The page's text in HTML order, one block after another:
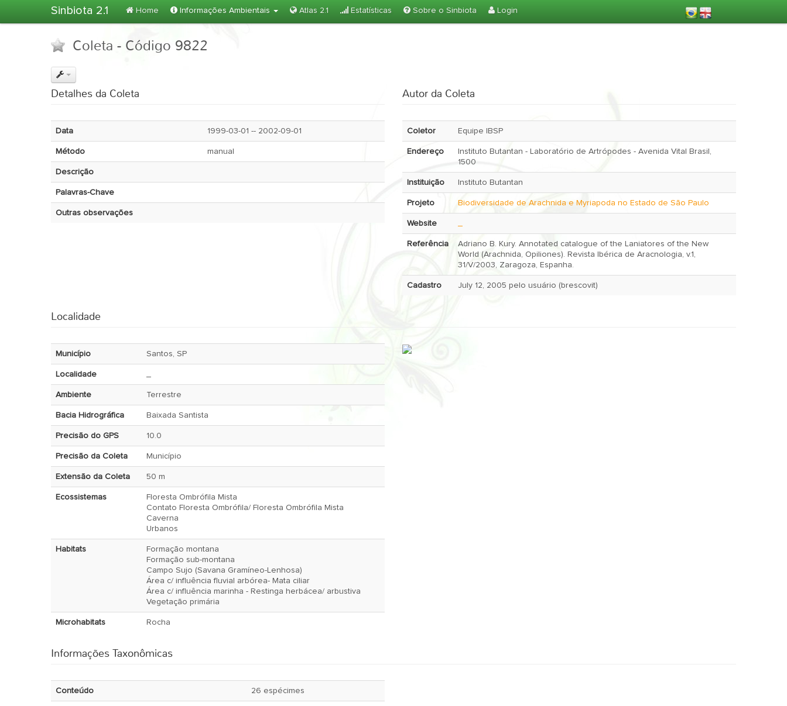
Sinbiota 2.1 Home Informações Ambientais Atlas 2.1 Estatísticas Sobre o Sinbiota Login
Coleta - Código 9822
Detalhes da Coleta
Data 1999-03-01 -- 2002-09-01
Método manual
Descrição
Palavras-Chave
Outras observações
Autor da Coleta
Coletor Equipe IBSP
Endereço
Instituto Butantan - Laboratório de Artrópodes - Avenida Vital Brasil,
1500
Instituição Instituto Butantan
Projeto Biodiversidade de Arachnida e Myriapoda no Estado de São Paulo
Website
Referência
Adriano B. Kury. Annotated catalogue of the Laniatores of the New
World (Arachnida, Opiliones). Revista Ibérica de Aracnologia, v.1,
31/V/2003, Zaragoza, Espanha.
Cadastro July 12, 2005 pelo usuário (brescovit)
Localidade
Município Santos, SP
Localidade
Ambiente Terrestre
Bacia Hidrográfica Baixada Santista
Precisão do GPS 10.0
Precisão da Coleta Município
Extensão da Coleta 50 m
Ecossistemas
Floresta Ombrófila Mista
Contato Floresta Ombrófila/ Floresta Ombrófila Mista
Caverna
Urbanos
Habitats
Formação montana
Formação sub-montana
Campo Sujo (Savana Gramíneo-Lenhosa)
Área c/ influência fluvial arbórea- Mata ciliar
Área c/ influência marinha - Restinga herbácea/ arbustiva
Vegetação primária
Microhabitats Rocha
Informações Taxonômicas
Conteúdo 26 espécimes